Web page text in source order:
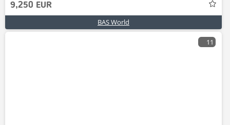
9,250 EUR
BAS World
11